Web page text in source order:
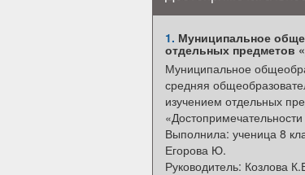
1. Муниципальное
отдельных предметов
Муниципальное
средняя
изучением отдельных
Выполнила: ученица 8
Егорова Ю.
Руководитель: Козлова